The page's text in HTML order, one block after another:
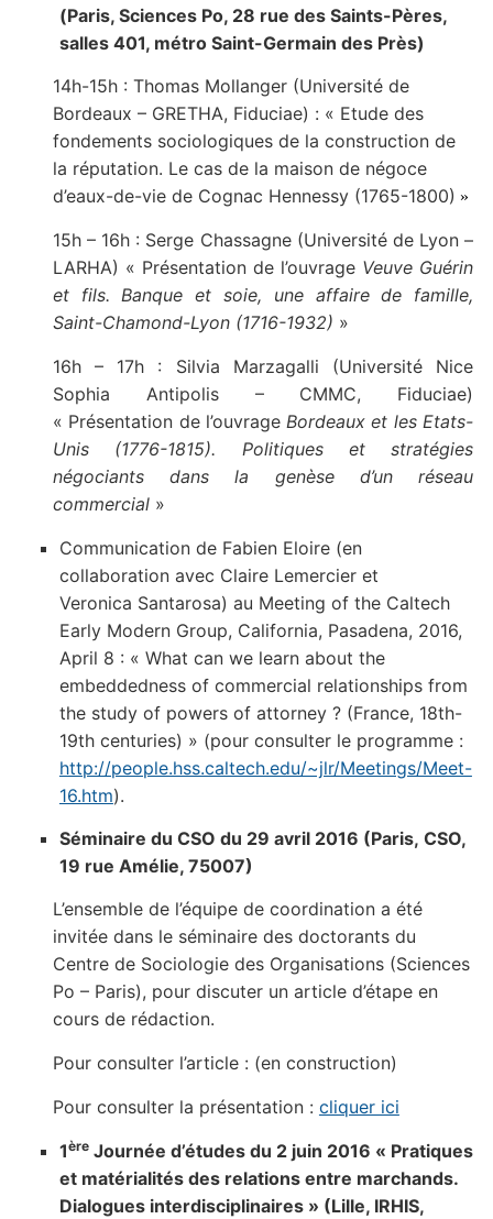
(Paris, Sciences Po, 28 rue des Saints-Pères,
salles 401, métro Saint-Germain des Près)
14h-15h : Thomas Mollanger (Université de
Bordeaux – GRETHA, Fiduciae) : « Etude des
fondements sociologiques de la construction de
la réputation. Le cas de la maison de négoce
d’eaux-de-vie de Cognac Hennessy (1765-1800) »
15h – 16h : Serge Chassagne (Université de Lyon –
LARHA) « Présentation de l’ouvrage Veuve Guérin
et fils. Banque et soie, une affaire de famille,
Saint-Chamond-Lyon (1716-1932) »
16h – 17h : Silvia Marzagalli (Université Nice
Sophia Antipolis – CMMC, Fiduciae)
« Présentation de l’ouvrageBordeaux et les Etats-
Unis (1776-1815). Politiques et stratégies
négociants dans la genèse d’un réseau
commercial»
Communication de Fabien Eloire (en
collaboration avec Claire Lemercier et
Veronica Santarosa) au Meeting of the Caltech
Early Modern Group, California, Pasadena, 2016,
April 8 : « What can we learn about the
embeddedness of commercial relationships from
the study of powers of attorney ? (France, 18th-
19th centuries) » (pour consulter le programme :
http://people.hss.caltech.edu/~jlr/Meetings/Meet-
16.htm).
Séminaire du CSO du 29 avril 2016 (Paris, CSO,
19 rue Amélie, 75007)
L’ensemble de l’équipe de coordination a été
invitée dans le séminaire des doctorants du
Centre de Sociologie des Organisations (Sciences
Po – Paris), pour discuter un article d’étape en
cours de rédaction.
Pour consulter l’article : (en construction)
Pour consulter la présentation : cliquer ici
1èreJournée d’études du 2 juin 2016 « Pratiques
et matérialités des relations entre marchands.
Dialogues interdisciplinaires » (Lille, IRHIS,